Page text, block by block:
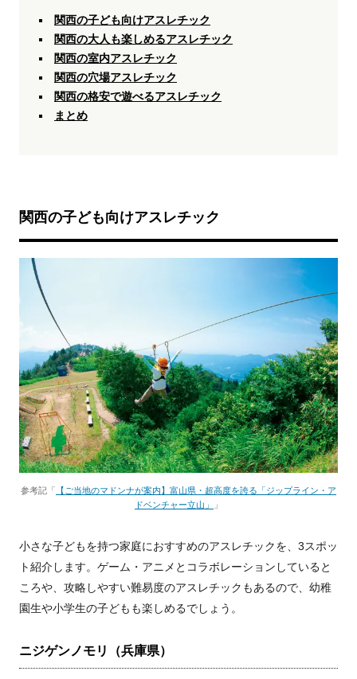
関西の子ども向けアスレチック
関西の大人も楽しめるアスレチック
関西の室内アスレチック
関西の穴場アスレチック
関西の格安で遊べるアスレチック
まとめ
関西の子ども向けアスレチック
参考記「
【ご当地のマドンナが案内】富山県・超高度を誇る「ジップライン・ア
ドベンチャー立山」
」
小さな子どもを持つ家庭におすすめのアスレチックを、3スポッ
ト紹介します。ゲーム・アニメとコラボレーションしていると
ころや、攻略しやすい難易度のアスレチックもあるので、幼稚
園生や小学生の子どもも楽しめるでしょう。
ニジゲンノモリ（兵庫県）